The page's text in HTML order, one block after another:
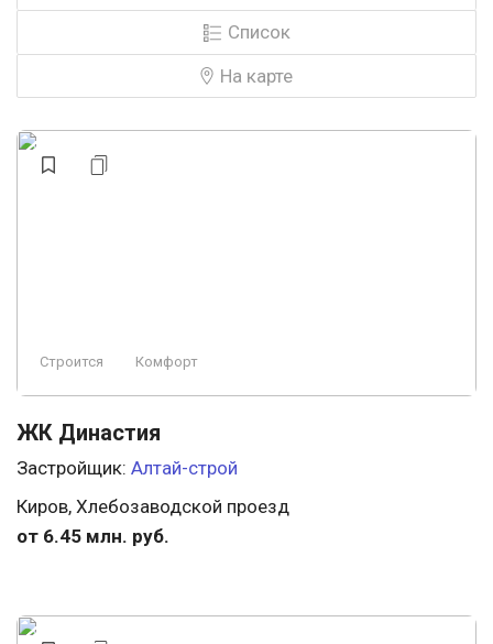
Список
На карте
Строится Комфорт
ЖК Династия
Застройщик: Алтай-строй
Киров, Хлебозаводской проезд
от 6.45 млн. руб.